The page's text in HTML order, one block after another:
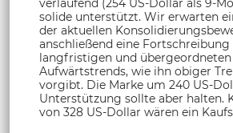
verlaufend (254 US-Dollar als 9-
solide unterstützt. Wir erwarten
der aktuellen
anschließend eine Fortschreibung
langfristigen und übergeordneten
Aufwärtstrends, wie ihn obiger
vorgibt. Die Marke um 240 US-
Unterstützung sollte aber halten.
von 328 US-Dollar wären ein